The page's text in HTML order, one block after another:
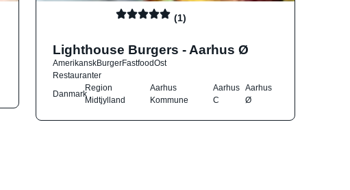
(1)
Lighthouse Burgers - Aarhus Ø
AmerikanskBurgerFastfoodOst
Restauranter
Danmark
Region
Midtjylland
Aarhus
Kommune
Aarhus
C
Aarhus
Ø